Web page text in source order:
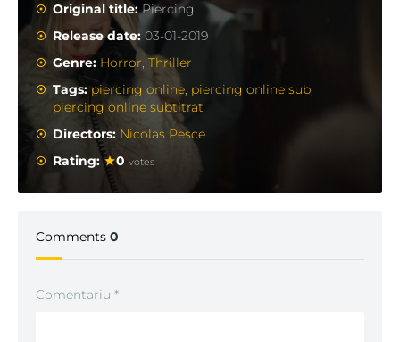
Original title:Piercing
Release date:03-01-2019
Genre: Horror,Thriller
Tags: piercing online, piercing online sub,
piercing online subtitrat
Directors: Nicolas Pesce
Rating:
0 votes
Comments 0
Comentariu *